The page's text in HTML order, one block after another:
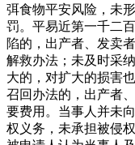
弭食物平安风险，未
罚。平易近第一千二
陷的，出产者、发卖
解救办法；未及时采
大的，对扩大的损害
召回办法的，出产者
要费用。当事人并未
权义务，未承担被侵